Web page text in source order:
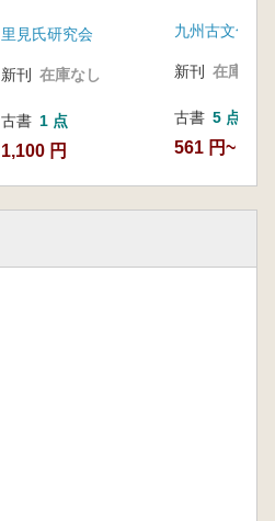
里見氏研究会
新刊 在庫なし
古書 1 点
1,100 円
九州古文化研
新刊 在庫なし
古書 5 点
561 円~